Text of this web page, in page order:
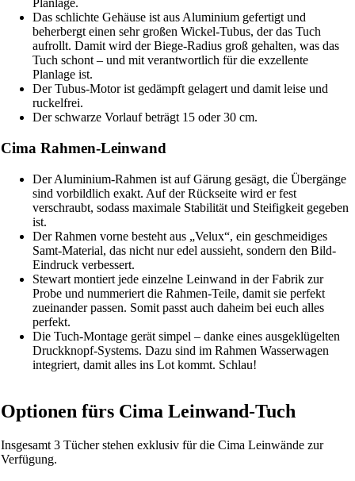
Planlage.
Das schlichte Gehäuse ist aus Aluminium gefertigt und
beherbergt einen sehr großen Wickel-Tubus, der das Tuch
aufrollt. Damit wird der Biege-Radius groß gehalten, was das
Tuch schont – und mit verantwortlich für die exzellente
Planlage ist.
Der Tubus-Motor ist gedämpft gelagert und damit leise und
ruckelfrei.
Der schwarze Vorlauf beträgt 15 oder 30 cm.
Cima Rahmen-Leinwand
Der Aluminium-Rahmen ist auf Gärung gesägt, die Übergänge
sind vorbildlich exakt. Auf der Rückseite wird er fest
verschraubt, sodass maximale Stabilität und Steifigkeit gegeben
ist.
Der Rahmen vorne besteht aus „Velux“, ein geschmeidiges
Samt-Material, das nicht nur edel aussieht, sondern den Bild-
Eindruck verbessert.
Stewart montiert jede einzelne Leinwand in der Fabrik zur
Probe und nummeriert die Rahmen-Teile, damit sie perfekt
zueinander passen. Somit passt auch daheim bei euch alles
perfekt.
Die Tuch-Montage gerät simpel – danke eines ausgeklügelten
Druckknopf-Systems. Dazu sind im Rahmen Wasserwagen
integriert, damit alles ins Lot kommt. Schlau!
Optionen fürs Cima Leinwand-Tuch
Insgesamt 3 Tücher stehen exklusiv für die Cima Leinwände zur
Verfügung.